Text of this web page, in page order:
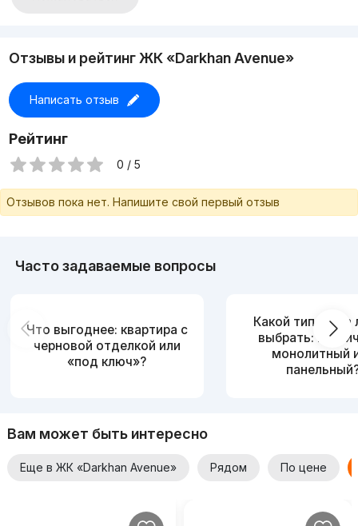
Отзывы и рейтинг ЖК «Darkhan Avenue»
Написать отзыв
Рейтинг
0 / 5
Отзывов пока нет. Напишите свой первый отзыв
Часто задаваемые вопросы
Что выгоднее: квартира с
черновой отделкой или
«под ключ»?
Какой тип дома
выбрать:
монолитный
Вам может быть интересно
Еще в ЖК «Darkhan Avenue» Рядом По цене